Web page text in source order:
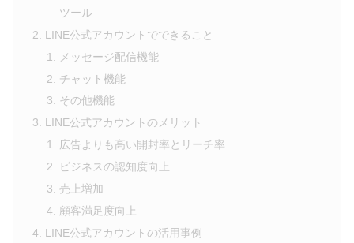
ツール
LINE公式アカウントでできること
メッセージ配信機能
チャット機能
その他機能
LINE公式アカウントのメリット
広告よりも高い開封率とリーチ率
ビジネスの認知度向上
売上増加
顧客満足度向上
LINE公式アカウントの活用事例